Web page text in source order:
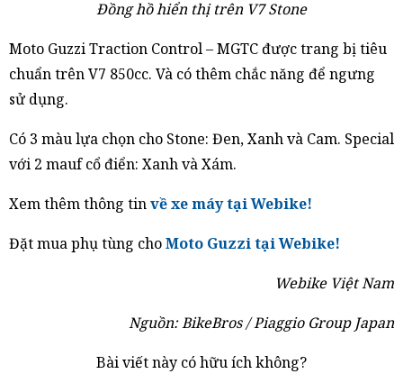
Đồng hồ hiển thị trên V7 Stone
Moto Guzzi Traction Control – MGTC được trang bị tiêu
chuẩn trên V7 850cc. Và có thêm chắc năng để ngưng
sử dụng.
Có 3 màu lựa chọn cho Stone: Đen, Xanh và Cam. Special
với 2 mauf cổ điển: Xanh và Xám.
Xem thêm thông tinvề xe máy tại Webike!
Đặt mua phụ tùng choMoto Guzzi tại Webike!
Webike Việt Nam
Nguồn: BikeBros / Piaggio Group Japan
Bài viết này có hữu ích không?